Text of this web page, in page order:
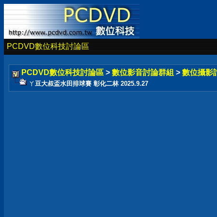
PCDVD數位科技討論區
PCDVD數位科技討論區 > 數位影音討論群組 > 數位攝影
ㄚ豆大叔盃水田排球賽 彰化二林 2025.9.27